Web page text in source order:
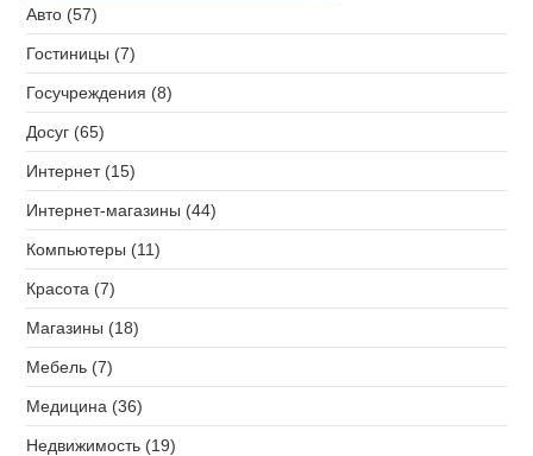
Авто (57)
Гостиницы (7)
Госучреждения (8)
Досуг (65)
Интернет (15)
Интернет-магазины (44)
Компьютеры (11)
Красота (7)
Магазины (18)
Мебель (7)
Медицина (36)
Недвижимость (19)